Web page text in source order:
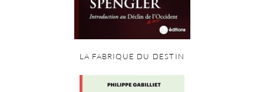
LA FABRIQUE DU DESTIN